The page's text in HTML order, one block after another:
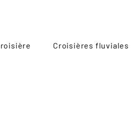
Croisières fluviales